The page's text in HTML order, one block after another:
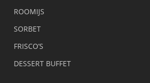
ROOMIJS
SORBET
FRISCO’S
DESSERT BUFFET